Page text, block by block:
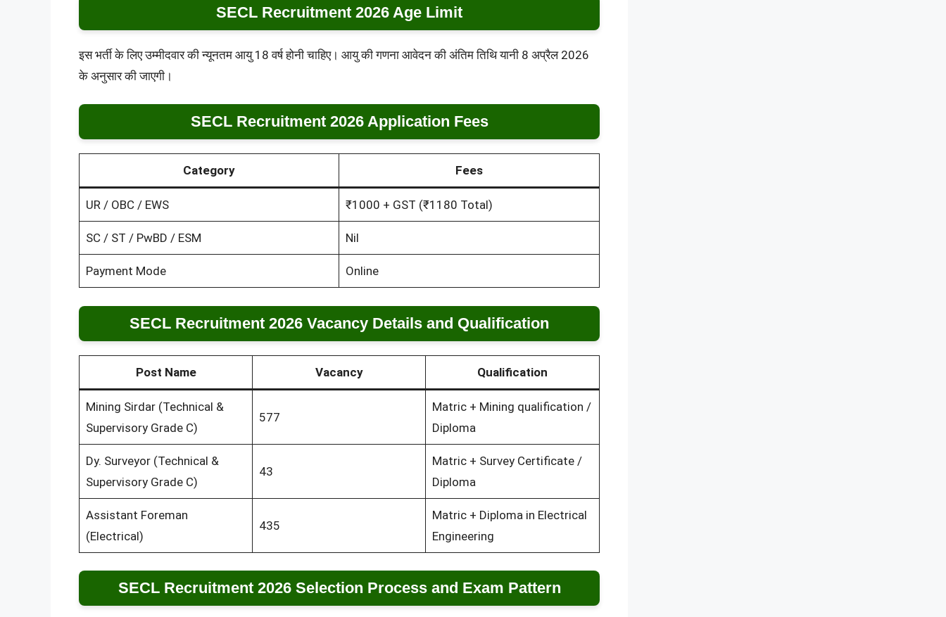
SECL Recruitment 2026 Age Limit
इस भर्ती के लिए उम्मीदवार की न्यूनतम आयु 18 वर्ष होनी चाहिए। आयु की गणना आवेदन की अंतिम तिथि यानी 8 अप्रैल 2026
के अनुसार की जाएगी।
SECL Recruitment 2026 Application Fees
Category Fees
UR / OBC / EWS ₹1000 + GST (₹1180 Total)
SC / ST / PwBD / ESM Nil
Payment Mode Online
SECL Recruitment 2026 Vacancy Details and Qualification
Post Name Vacancy Qualification
Mining Sirdar (Technical &
Supervisory Grade C)
577
Matric + Mining qualification /
Diploma
Dy. Surveyor (Technical &
Supervisory Grade C)
43
Matric + Survey Certificate /
Diploma
Assistant Foreman
(Electrical)
435
Matric + Diploma in Electrical
Engineering
SECL Recruitment 2026 Selection Process and Exam Pattern